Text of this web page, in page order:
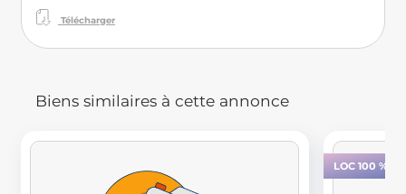
Télécharger
Biens similaires à cette annonce
LOC 100 %